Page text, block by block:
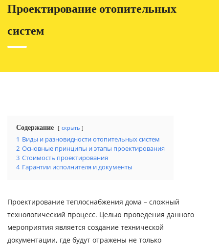
Проектирование отопительных
систем
Содержание скрыть
1 Виды и разновидности отопительных систем
2 Основные принципы и этапы проектирования
3 Стоимость проектирования
4 Гарантии исполнителя и документы
Проектирование теплоснабжения дома – сложный
технологический процесс. Целью проведения данного
мероприятия является создание технической
документации, где будут отражены не только